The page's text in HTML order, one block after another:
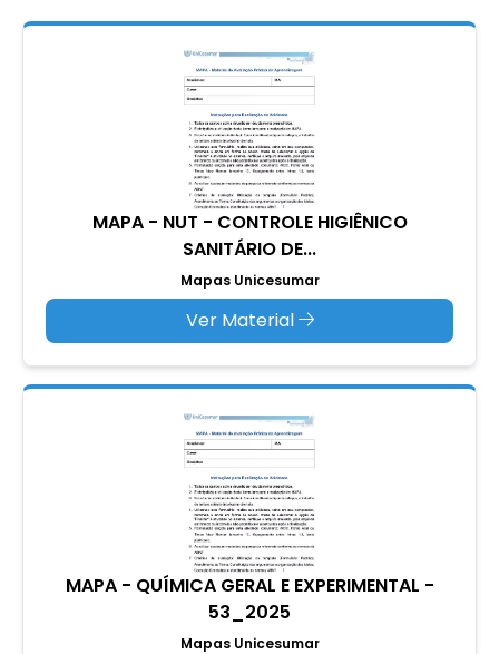
MAPA - NUT - CONTROLE HIGIÊNICO
SANITÁRIO DE...
Mapas Unicesumar
Ver Material
MAPA - QUÍMICA GERAL E EXPERIMENTAL -
53_2025
Mapas Unicesumar